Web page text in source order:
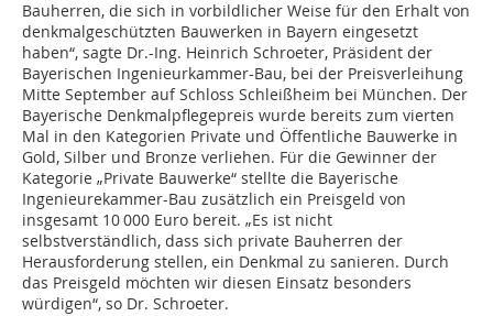
Bauherren, die sich in vorbildlicher Weise für den Erhalt von
denkmalgeschützten Bauwerken in Bayern eingesetzt
haben“, sagte Dr.-Ing. Heinrich Schroeter, Präsident der
Bayerischen Ingenieurkammer-Bau, bei der Preisverleihung
Mitte September auf Schloss Schleißheim bei München. Der
Bayerische Denkmalpflegepreis wurde bereits zum vierten
Mal in den Kategorien Private und Öffentliche Bauwerke in
Gold, Silber und Bronze verliehen. Für die Gewinner der
Kategorie „Private Bauwerke“ stellte die Bayerische
Ingenieurekammer-Bau zusätzlich ein Preisgeld von
insgesamt 10 000 Euro bereit. „Es ist nicht
selbstverständlich, dass sich private Bauherren der
Herausforderung stellen, ein Denkmal zu sanieren. Durch
das Preisgeld möchten wir diesen Einsatz besonders
würdigen“, so Dr. Schroeter.